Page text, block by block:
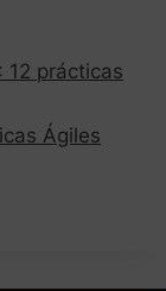
12 prácticas
Ágiles